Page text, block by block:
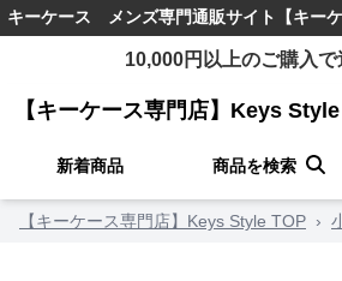
キーケース メンズ専門通販サイト 【キー
10,000円以上のご購入で
【キーケース専門店】Keys Style
新着商品 商品を検索
【キーケース専門店】Keys Style TOP ›